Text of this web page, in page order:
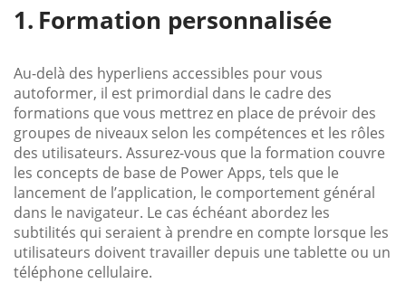
Formation personnalisée
Au-delà des hyperliens accessibles pour vous
autoformer, il est primordial dans le cadre des
formations que vous mettrez en place de prévoir des
groupes de niveaux selon les compétences et les rôles
des utilisateurs. Assurez-vous que la formation couvre
les concepts de base de Power Apps, tels que le
lancement de l’application, le comportement général
dans le navigateur. Le cas échéant abordez les
subtilités qui seraient à prendre en compte lorsque les
utilisateurs doivent travailler depuis une tablette ou un
téléphone cellulaire.